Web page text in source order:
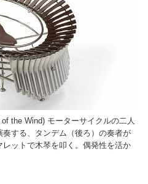
the Wind) モーターサイクルの二人
する、タンデム（後ろ）の奏者が
ットで木琴を叩く。偶発性を活か